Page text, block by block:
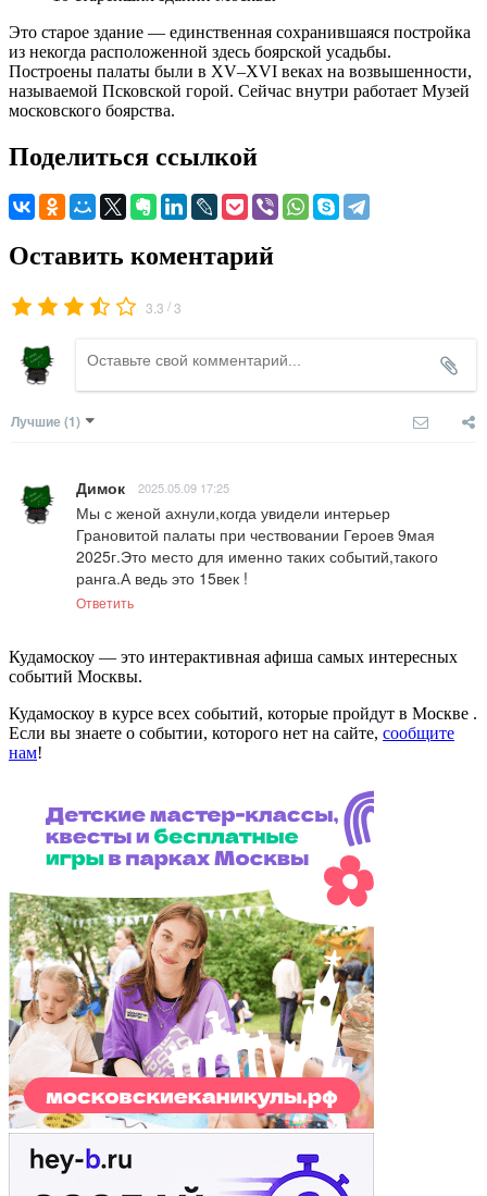
Это старое здание — единственная сохранившаяся постройка
из некогда расположенной здесь боярской усадьбы.
Построены палаты были в XV–XVI веках на возвышенности,
называемой Псковской горой. Сейчас внутри работает Музей
московского боярства.
Поделиться ссылкой
Оставить коментарий
3.3 /3
Лучшие (1)
Димок 2025.05.09 17:25
Мы с женой ахнули,когда увидели интерьер
Грановитой палаты при чествовании Героев 9мая
2025г.Это место для именно таких событий,такого
ранга.А ведь это 15век !
Ответить
Кудамоскоу — это интерактивная афиша самых интересных
событий Москвы.
Кудамоскоу в курсе всех событий, которые пройдут в Москве .
Если вы знаете о событии, которого нет на сайте, сообщите
нам!